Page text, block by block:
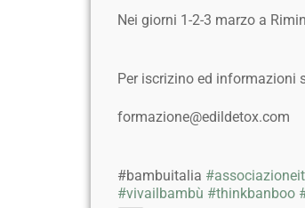
Nei giorni 1-2-3 marzo a
Per iscrizino ed informazioni
formazione@edildetox.com
#bambuitalia
#vivailbambù #thinkbanboo